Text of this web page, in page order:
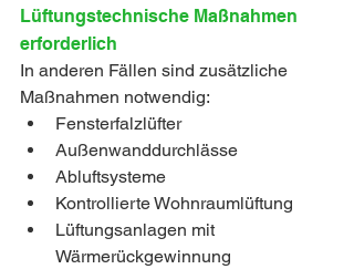
Lüftungstechnische Maßnahmen
erforderlich
In anderen Fällen sind zusätzliche
Maßnahmen notwendig:
Fensterfalzlüfter
Außenwanddurchlässe
Abluftsysteme
Kontrollierte Wohnraumlüftung
Lüftungsanlagen mit
Wärmerückgewinnung